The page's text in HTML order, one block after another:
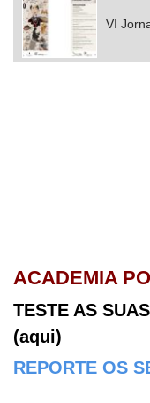
VI
ACADEMIA
TESTE AS
(aqui)
REPORTE OS